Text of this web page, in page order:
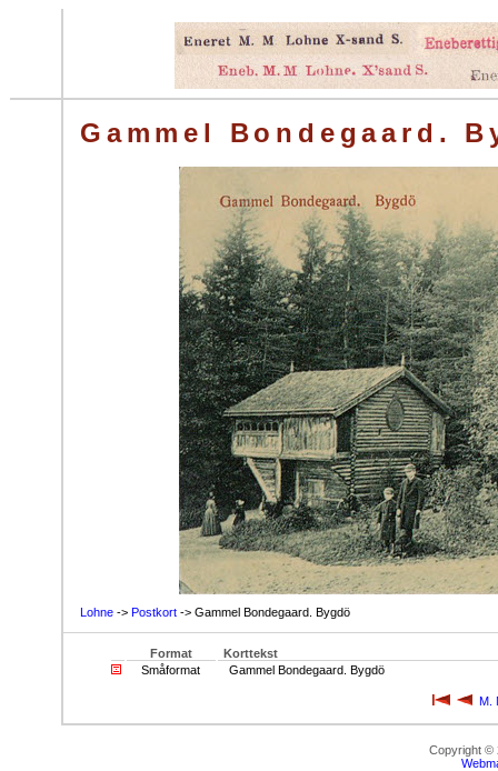
Gammel Bondegaard.
Lohne -> Postkort -> Gammel Bondegaard. Bygdö
Format
Korttekst
Småformat
Gammel Bondegaard. Bygdö
M.
Copyright ©